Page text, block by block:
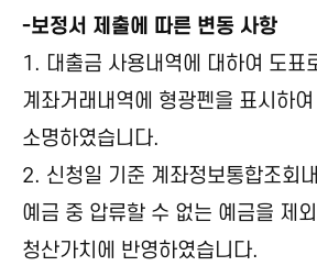
-보정서 제출에 따른 변동 사항
1. 대출금 사용내역에 대하여 도표
계좌거래내역에 형광펜을 표시하
소명하였습니다.
2. 신청일 기준 계좌정보통합조회
예금 중 압류할 수 없는 예금을 제
청산가치에 반영하였습니다.